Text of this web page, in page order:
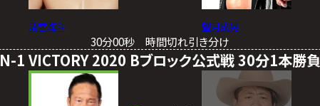
清宮海斗 望月成晃
30分00秒 時間切れ引き分け
N-1 VICTORY 2020 Bブロック公式戦 30分1本勝負